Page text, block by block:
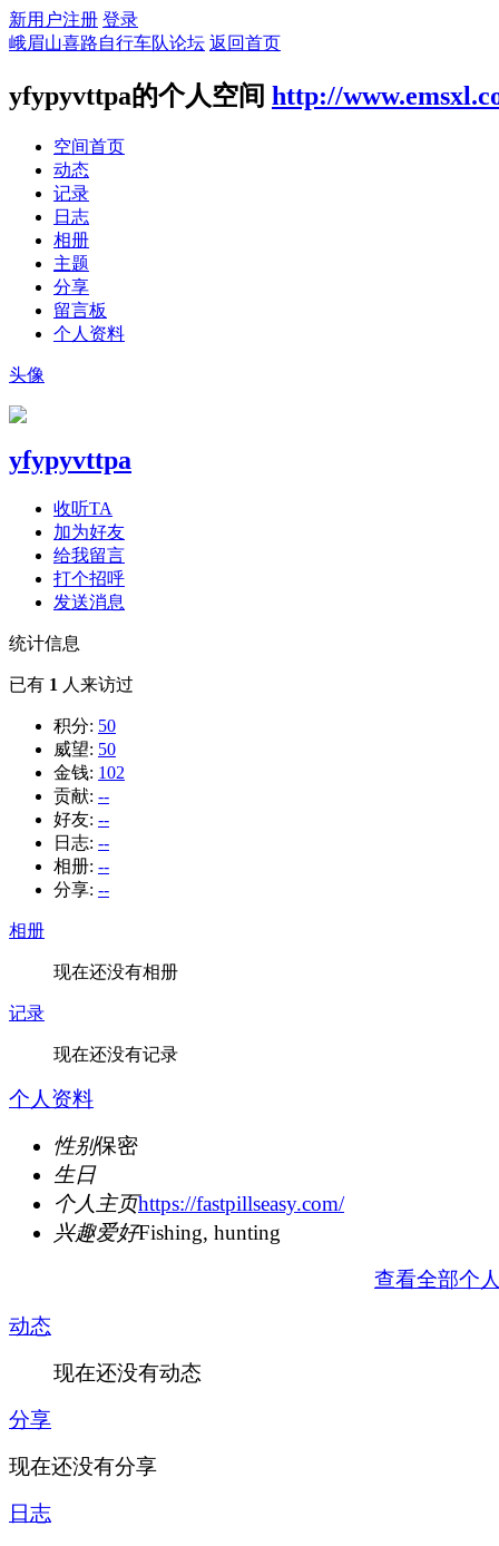
新用户注册 登录
峨眉山喜路自行车队论坛 返回首页
yfypyvttpa的个人空间 http://
空间首页
动态
记录
日志
相册
主题
分享
留言板
个人资料
头像
yfypyvttpa
收听TA
加为好友
给我留言
打个招呼
发送消息
统计信息
已有 1 人来访过
积分: 50
威望: 50
金钱: 102
贡献: --
好友: --
日志: --
相册: --
分享: --
相册
现在还没有相册
记录
现在还没有记录
个人资料
性别保密
生日
个人主页https://fastpillseasy.com/
兴趣爱好Fishing, hunting
查看全部个
动态
现在还没有动态
分享
现在还没有分享
日志